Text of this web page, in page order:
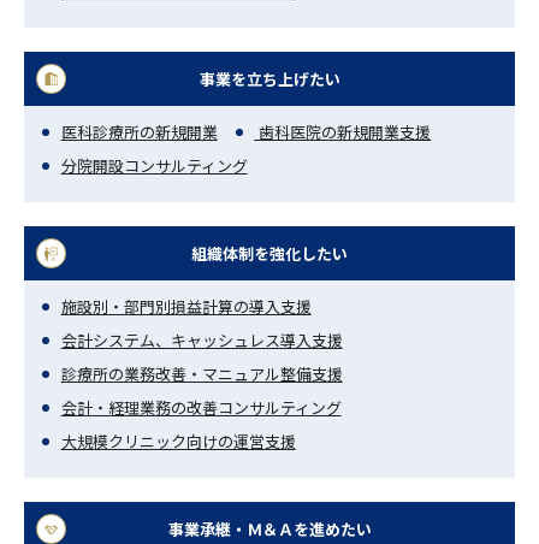
事業を立ち上げたい
医科診療所の新規開業
歯科医院の新規開業支援
分院開設コンサルティング
組織体制を強化したい
施設別・部門別損益計算の導入支援
会計システム、キャッシュレス導入支援
診療所の業務改善・マニュアル整備支援
会計・経理業務の改善コンサルティング
大規模クリニック向けの運営支援
事業承継・Ｍ＆Ａを進めたい